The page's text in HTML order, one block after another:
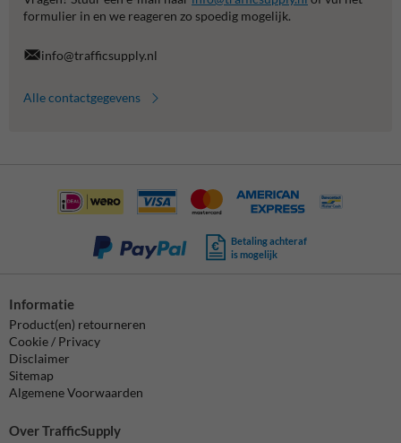
formulier in en we reageren zo spoedig mogelijk.
info@trafficsupply.nl
Alle contactgegevens
Betaling achteraf
is mogelijk
Informatie
Product(en) retourneren
Cookie / Privacy
Disclaimer
Sitemap
Algemene Voorwaarden
Over TrafficSupply